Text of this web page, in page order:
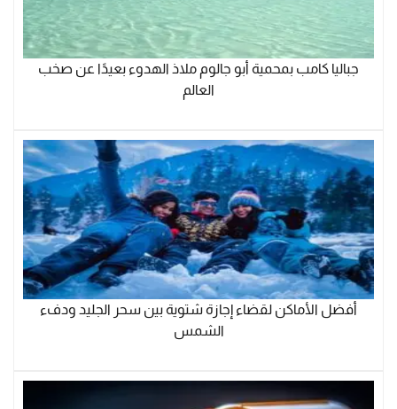
جباليا كامب بمحمية أبو جالوم ملاذ الهدوء بعيدًا عن صخب
العالم
أفضل الأماكن لقضاء إجازة شتوية بين سحر الجليد ودفء
الشمس